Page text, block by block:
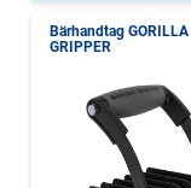
Bärhandtag GORILLA
GRIPPER